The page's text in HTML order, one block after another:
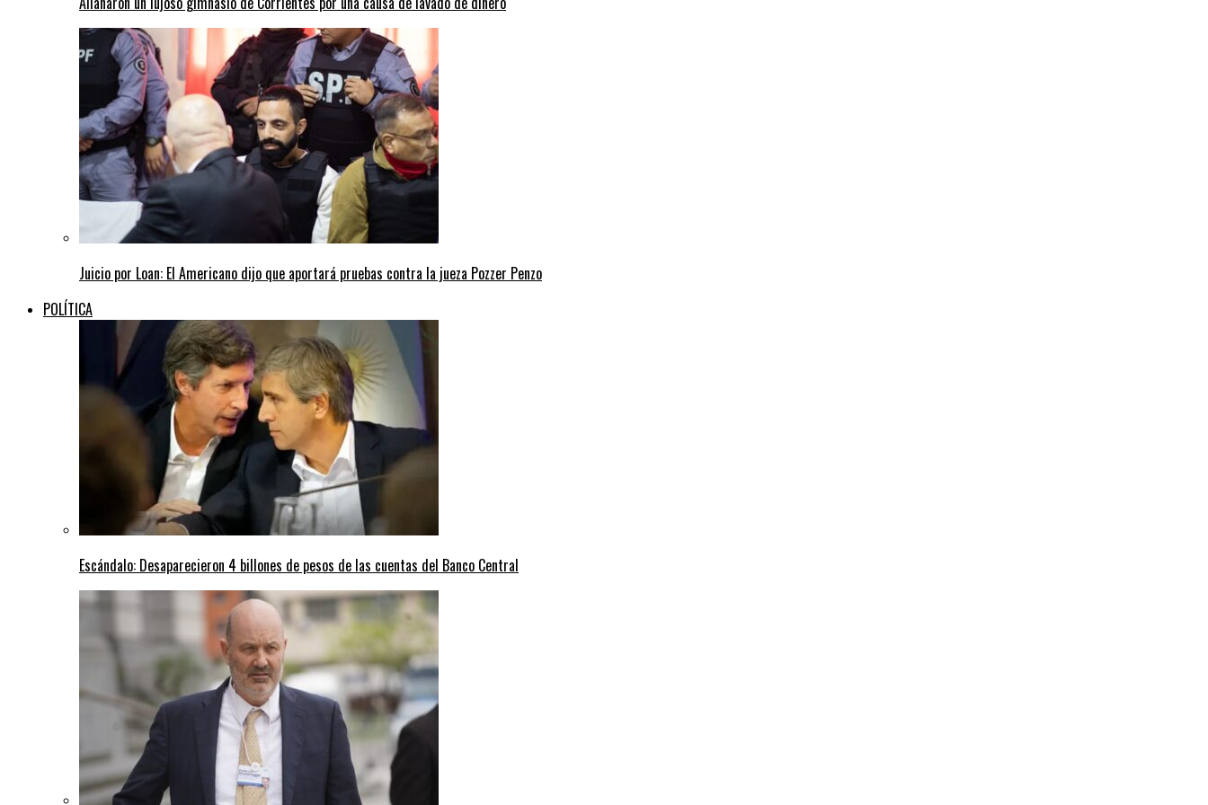
Juicio por Loan: El Americano dijo que aportará pruebas contra la jueza Pozzer Penzo
POLÍTICA
Escándalo: Desaparecieron 4 billones de pesos de las cuentas del Banco Central